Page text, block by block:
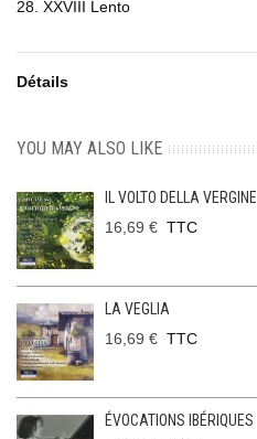
28. XXVIII Lento
Détails
YOU MAY ALSO LIKE
IL VOLTO DELLA VERGINE
16,69 € TTC
LA VEGLIA
16,69 € TTC
ÉVOCATIONS IBÉRIQUES